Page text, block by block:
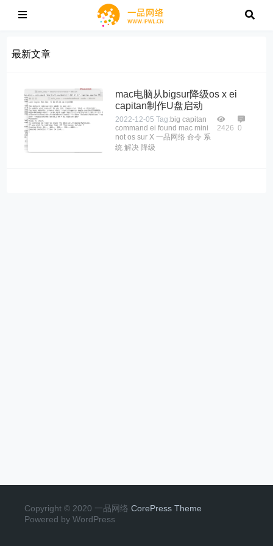
最新文章
mac电脑从bigsur降级os x ei
capitan制作U盘启动
2022-12-05 Tag: big capitan
command ei found mac mini
not os sur X 一品网络 命令 系
统 解决 降级
2426 0
Copyright © 2020 一品网络 CorePress Theme
Powered by WordPress